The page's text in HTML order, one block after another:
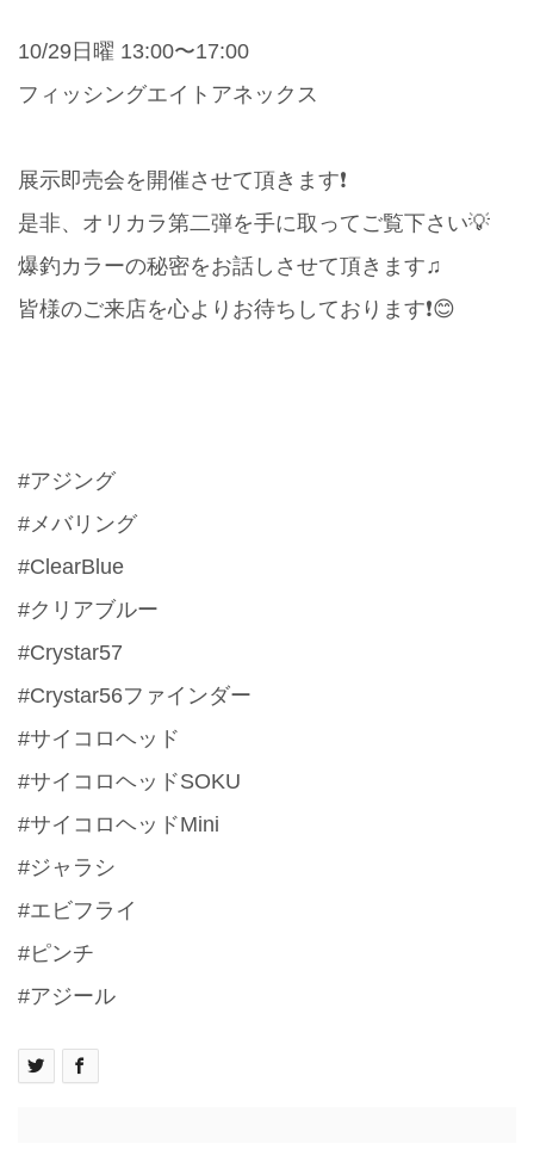
10/29日曜 13:00〜17:00
フィッシングエイトアネックス
展示即売会を開催させて頂きます❗️
是非、オリカラ第二弾を手に取ってご覧下さい💡
爆釣カラーの秘密をお話しさせて頂きます♫
皆様のご来店を心よりお待ちしております❗️😊
#アジング
#メバリング
#ClearBlue
#クリアブルー
#Crystar57
#Crystar56ファインダー
#サイコロヘッド
#サイコロヘッドSOKU
#サイコロヘッドMini
#ジャラシ
#エビフライ
#ピンチ
#アジール